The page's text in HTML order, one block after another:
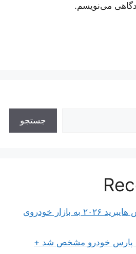
می‌نویسم.
جستجو
ورود تویوتا کرولا کراس هایبرید ۲۰۲۶ به بازار خودروی
پارس خودرو مشخص شد +